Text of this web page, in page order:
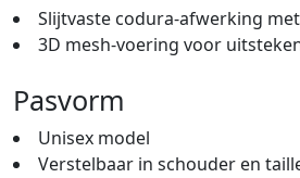
Slijtvaste codura-afwerking
3D mesh-voering voor
Pasvorm
Unisex model
Verstelbaar in schouder en